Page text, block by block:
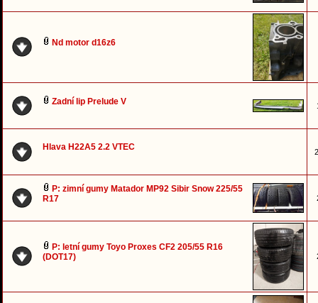
Nd motor d16z6
Zadní lip Prelude V
Hlava H22A5 2.2 VTEC
P: zimní gumy Matador MP92 Sibir Snow 225/55
R17
P: letní gumy Toyo Proxes CF2 205/55 R16
(DOT17)